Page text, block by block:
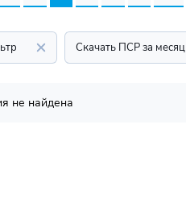
Скачать ПСР за месяц
не найдена